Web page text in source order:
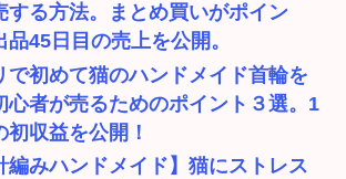
する方法。まとめ買いがポイン
品45日目の売上を公開。
で初めて猫のハンドメイド首輪を
心者が売るためのポイント３選。1
初収益を公開！
編みハンドメイド】猫にストレス